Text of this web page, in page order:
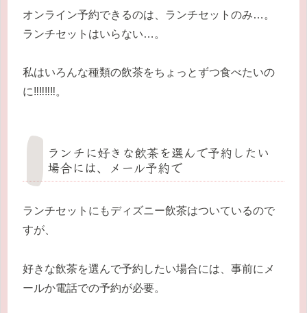
オンライン予約できるのは、ランチセットのみ…。
ランチセットはいらない…。
私はいろんな種類の飲茶をちょっとずつ食べたいの
に‼‼‼‼。
ランチに好きな飲茶を選んで予約したい
場合には、メール予約で
ランチセットにもディズニー飲茶はついているので
すが、
好きな飲茶を選んで予約したい場合には、事前にメ
ールか電話での予約が必要。